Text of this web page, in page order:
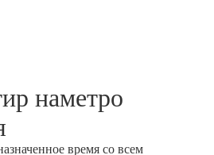
наметро
время со всем